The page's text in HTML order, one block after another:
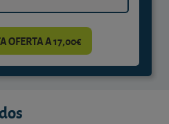
OFERTA A 17,00€